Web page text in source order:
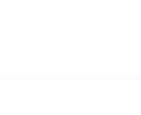
oferecer receitas